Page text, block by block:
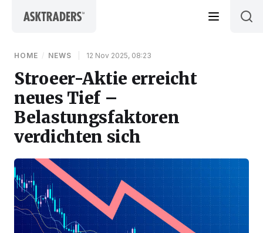
HOME / NEWS 12 Nov 2025, 08:23
Stroeer-Aktie erreicht
neues Tief –
Belastungsfaktoren
verdichten sich